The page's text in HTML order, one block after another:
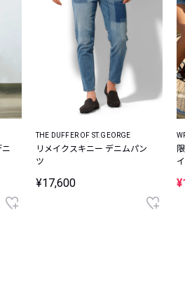
THE DUFFER OF ST.GEORGE
リメイクスキニー デニムパン
ツ
¥17,600